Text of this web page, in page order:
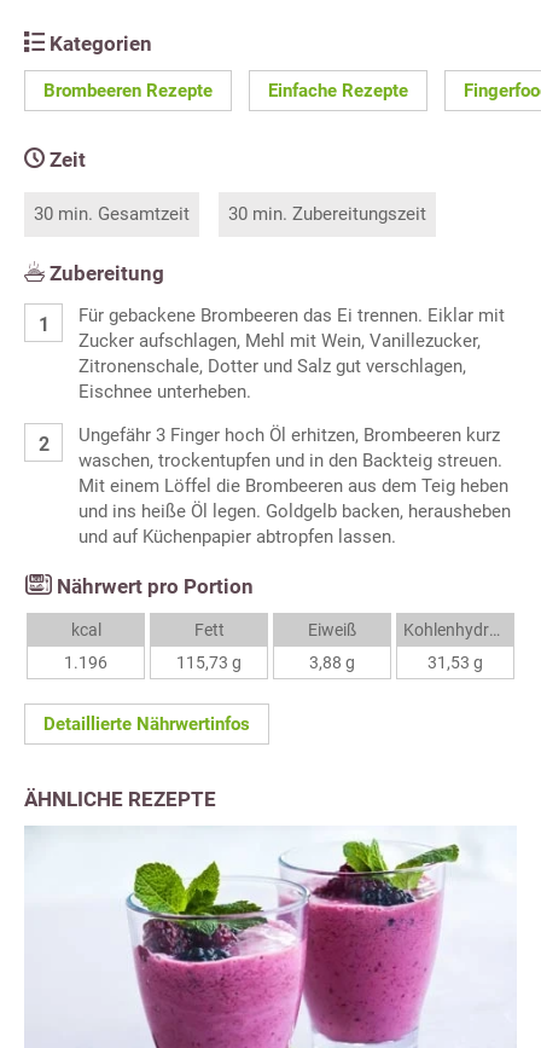
Kategorien
Brombeeren Rezepte Einfache Rezepte
Zeit
30 min. Gesamtzeit 30 min. Zubereitungszeit
Zubereitung
Für gebackene Brombeeren das Ei trennen. Eiklar mit
Zucker aufschlagen, Mehl mit Wein, Vanillezucker,
Zitronenschale, Dotter und Salz gut verschlagen,
Eischnee unterheben.
Ungefähr 3 Finger hoch Öl erhitzen, Brombeeren kurz
waschen, trockentupfen und in den Backteig streuen.
Mit einem Löffel die Brombeeren aus dem Teig heben
und ins heiße Öl legen. Goldgelb backen, herausheben
und auf Küchenpapier abtropfen lassen.
Nährwert pro Portion
kcal
1.196
Fett
115,73 g
Eiweiß
3,88 g
Kohlenhydrate
31,53 g
Detaillierte Nährwertinfos
ÄHNLICHE REZEPTE